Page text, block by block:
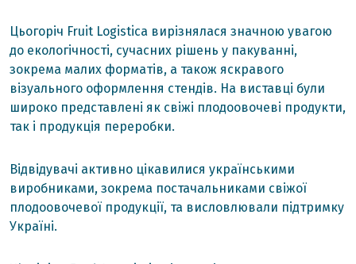
Цьогоріч Fruit Logistica вирізнялася значною увагою
до екологічності, сучасних рішень у пакуванні,
зокрема малих форматів, а також яскравого
візуального оформлення стендів. На виставці були
широко представлені як свіжі плодоовочеві продукти,
так і продукція переробки.
Відвідувачі активно цікавилися українськими
виробниками, зокрема постачальниками свіжої
плодоовочевої продукції, та висловлювали підтримку
Україні.